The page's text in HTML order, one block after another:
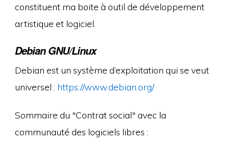
constituent ma boite à outil de développement
artistique et logiciel.
Debian GNU/Linux
Debian est un système d’exploitation qui se veut
universel : https://www.debian.org/
Sommaire du Contrat social avec la
communauté des logiciels libres :